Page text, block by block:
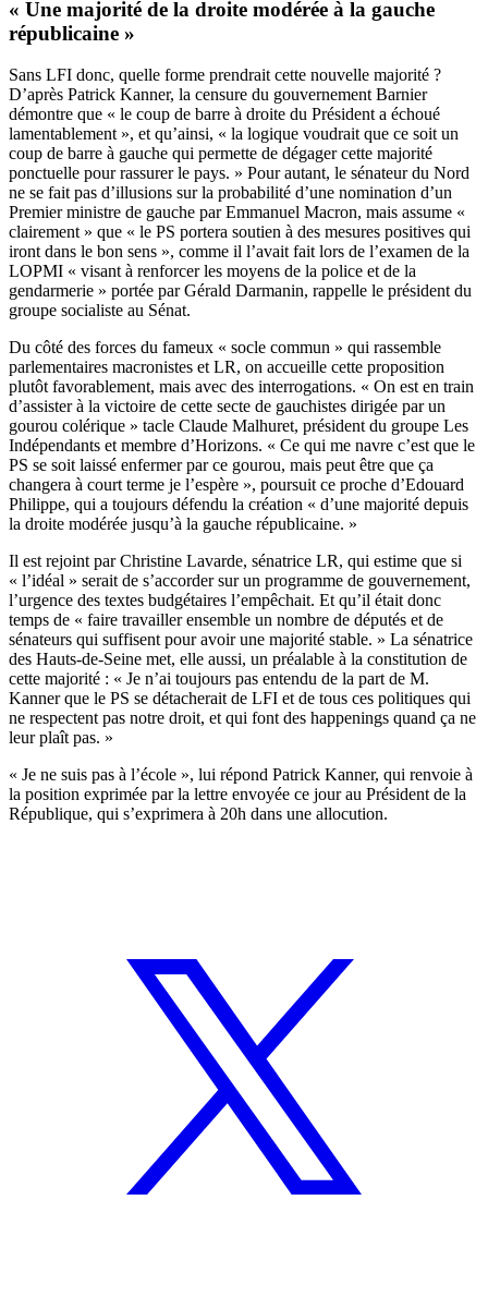
« Une majorité de la droite modérée à la gauche
républicaine »
Sans LFI donc, quelle forme prendrait cette nouvelle majorité ?
D’après Patrick Kanner, la censure du gouvernement Barnier
démontre que « le coup de barre à droite du Président a échoué
lamentablement », et qu’ainsi, « la logique voudrait que ce soit un
coup de barre à gauche qui permette de dégager cette majorité
ponctuelle pour rassurer le pays. » Pour autant, le sénateur du Nord
ne se fait pas d’illusions sur la probabilité d’une nomination d’un
Premier ministre de gauche par Emmanuel Macron, mais assume «
clairement » que « le PS portera soutien à des mesures positives qui
iront dans le bon sens », comme il l’avait fait lors de l’examen de la
LOPMI « visant à renforcer les moyens de la police et de la
gendarmerie » portée par Gérald Darmanin, rappelle le président du
groupe socialiste au Sénat.
Du côté des forces du fameux « socle commun » qui rassemble
parlementaires macronistes et LR, on accueille cette proposition
plutôt favorablement, mais avec des interrogations. « On est en train
d’assister à la victoire de cette secte de gauchistes dirigée par un
gourou colérique » tacle Claude Malhuret, président du groupe Les
Indépendants et membre d’Horizons. « Ce qui me navre c’est que le
PS se soit laissé enfermer par ce gourou, mais peut être que ça
changera à court terme je l’espère », poursuit ce proche d’Edouard
Philippe, qui a toujours défendu la création « d’une majorité depuis
la droite modérée jusqu’à la gauche républicaine. »
Il est rejoint par Christine Lavarde, sénatrice LR, qui estime que si
« l’idéal » serait de s’accorder sur un programme de gouvernement,
l’urgence des textes budgétaires l’empêchait. Et qu’il était donc
temps de « faire travailler ensemble un nombre de députés et de
sénateurs qui suffisent pour avoir une majorité stable. » La sénatrice
des Hauts-de-Seine met, elle aussi, un préalable à la constitution de
cette majorité : « Je n’ai toujours pas entendu de la part de M.
Kanner que le PS se détacherait de LFI et de tous ces politiques qui
ne respectent pas notre droit, et qui font des happenings quand ça ne
leur plaît pas. »
« Je ne suis pas à l’école », lui répond Patrick Kanner, qui renvoie à
la position exprimée par la lettre envoyée ce jour au Président de la
République, qui s’exprimera à 20h dans une allocution.